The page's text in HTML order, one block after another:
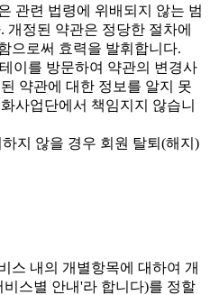
관련 법령에 위배되지 않는 범
개정된 약관은 정당한 절차에
으로써 효력을 발휘합니다.
이를 방문하여 약관의 변경사
약관에 대한 정보를 알지 못
사업단에서 책임지지 않습니
지 않을 경우 회원 탈퇴(해지)
스 내의 개별항목에 대하여 개
스별 안내'라 합니다)를 정할